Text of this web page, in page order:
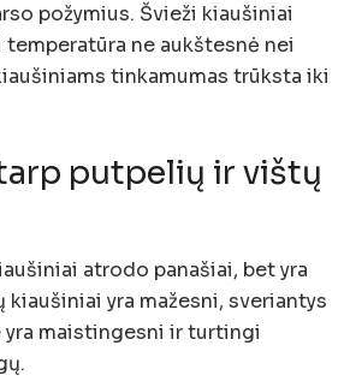
požymius. Švieži kiaušiniai
ne aukštesnė nei
tinkamumas trūksta iki
putpelių ir vištų
atrodo panašiai, bet yra
yra mažesni, sveriantys
yra maistingesni ir turtingi